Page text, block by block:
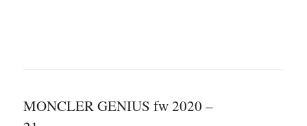
MONCLER GENIUS fw 2020 –